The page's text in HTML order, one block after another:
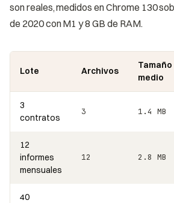
son reales, medidos en Chrome 130
de 2020 con M1 y 8 GB de RAM.
Lote Archivos
Tamaño
medio
3
contratos
3 1.4 MB
12
informes
mensuales
12 2.8 MB
40